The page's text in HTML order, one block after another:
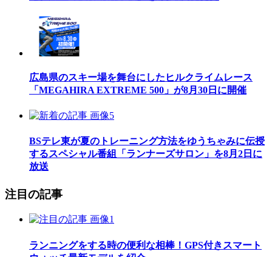
広島県のスキー場を舞台にしたヒルクライムレース
「MEGAHIRA EXTREME 500」が8月30日に開催
BSテレ東が夏のトレーニング方法をゆうちゃみに伝授
するスペシャル番組「ランナーズサロン」を8月2日に
放送
注目の記事
ランニングをする時の便利な相棒！GPS付きスマート